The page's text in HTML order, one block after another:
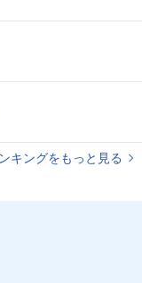
キングをもっと見る